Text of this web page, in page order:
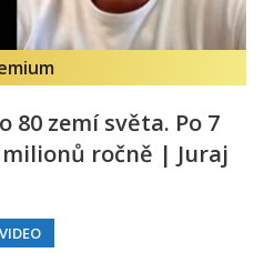
80 zemí světa. Po 7
ročně | Juraj
VIDEO